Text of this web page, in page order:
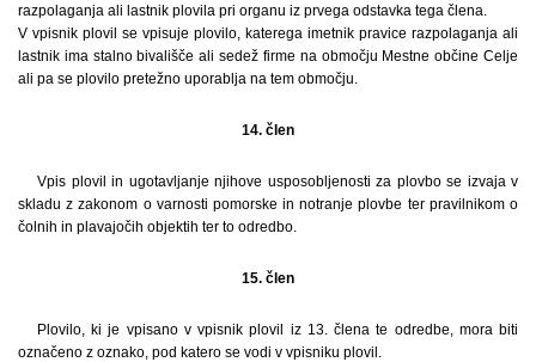
razpolaganja ali lastnik plovila pri organu iz prvega odstavka tega člena.
V vpisnik plovil se vpisuje plovilo, katerega imetnik pravice razpolaganja ali
lastnik ima stalno bivališče ali sedež firme na območju Mestne občine Celje
ali pa se plovilo pretežno uporablja na tem območju.
14. člen
Vpis plovil in ugotavljanje njihove usposobljenosti za plovbo se izvaja v
skladu z zakonom o varnosti pomorske in notranje plovbe ter pravilnikom o
čolnih in plavajočih objektih ter to odredbo.
15. člen
Plovilo, ki je vpisano v vpisnik plovil iz 13. člena te odredbe, mora biti
označeno z oznako, pod katero se vodi v vpisniku plovil.